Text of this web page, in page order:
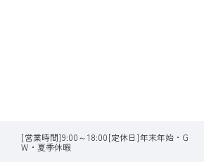
[営業時間]9:00～18:00[定休日]年末年始・G
W・夏季休暇